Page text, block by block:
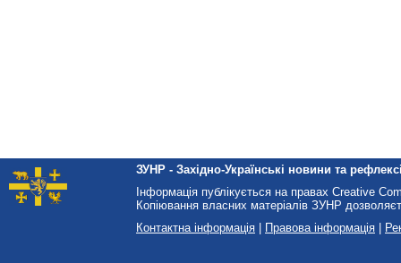
ЗУНР - Західно-Українські новини та
Інформація публікується на правах Creative
Копіювання власних матеріалів ЗУНР
Контактна інформація
Правова інформація